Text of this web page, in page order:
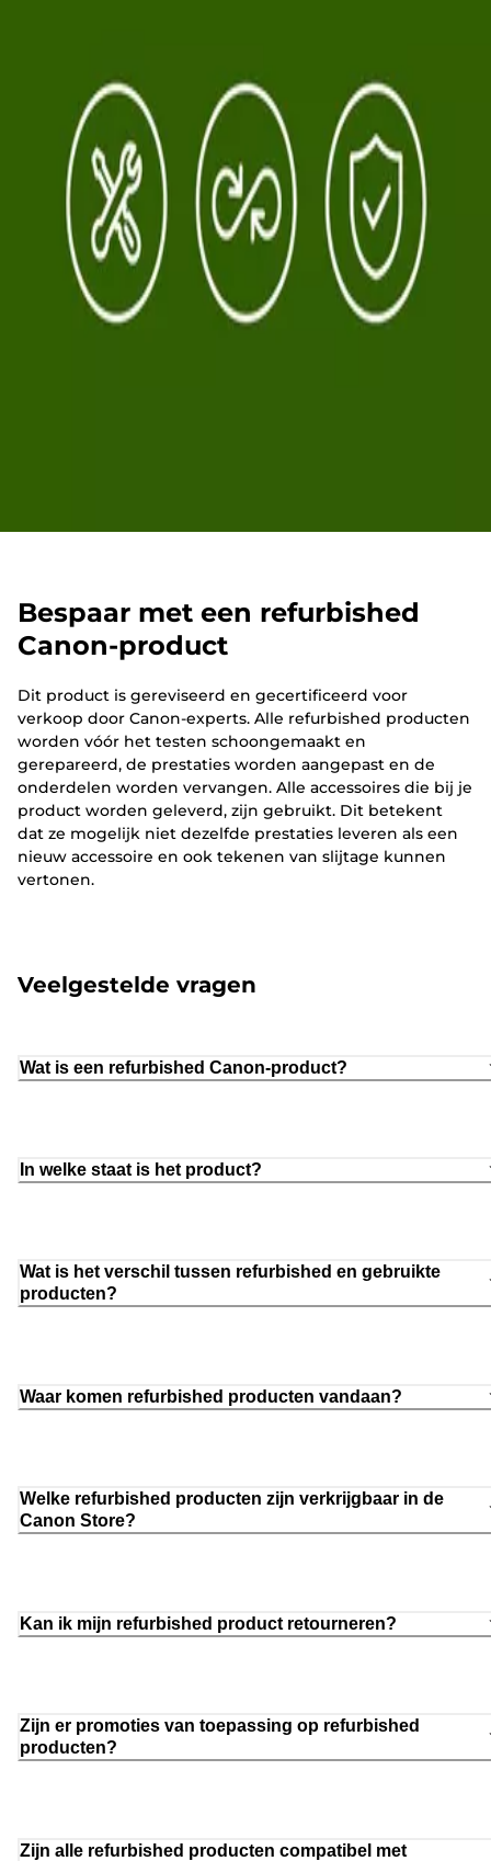
Bespaar met een refurbished
Canon-product
Dit product is gereviseerd en gecertificeerd voor
verkoop door Canon-experts. Alle refurbished producten
worden vóór het testen schoongemaakt en
gerepareerd, de prestaties worden aangepast en de
onderdelen worden vervangen. Alle accessoires die bij je
product worden geleverd, zijn gebruikt. Dit betekent
dat ze mogelijk niet dezelfde prestaties leveren als een
nieuw accessoire en ook tekenen van slijtage kunnen
vertonen.
Veelgestelde vragen
Wat is een refurbished Canon-product?
In welke staat is het product?
Wat is het verschil tussen refurbished en gebruikte
producten?
Waar komen refurbished producten vandaan?
Welke refurbished producten zijn verkrijgbaar in de
Canon Store?
Kan ik mijn refurbished product retourneren?
Zijn er promoties van toepassing op refurbished
producten?
Zijn alle refurbished producten compatibel met